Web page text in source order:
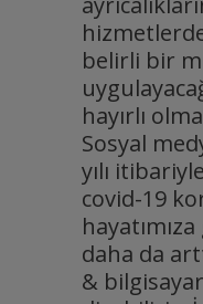
belirli bir
hayırlı
Sosyal
yılı
covid-19
daha da
& bilgisayar